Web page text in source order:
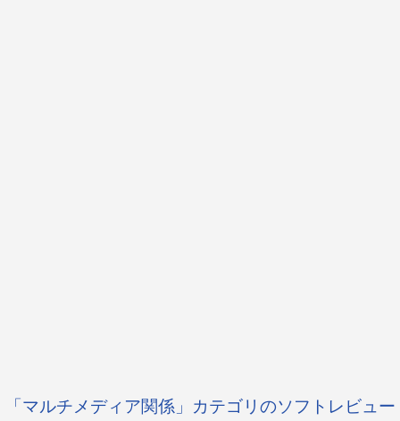
「マルチメディア関係」カテゴリのソフトレビュー